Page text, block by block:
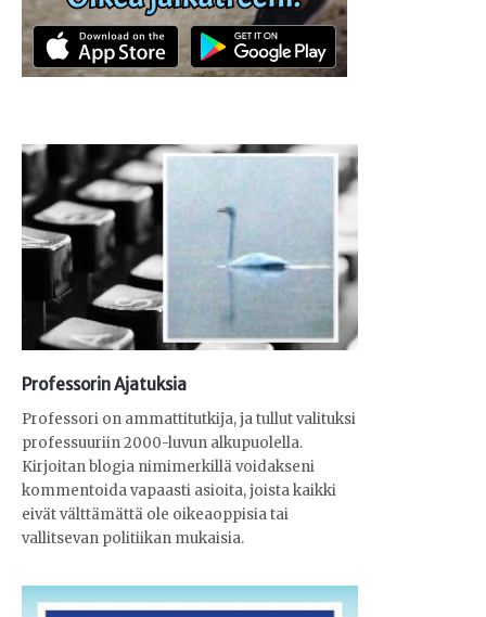
Professorin Ajatuksia
Professori on ammattitutkija, ja tullut valituksi
professuuriin 2000-luvun alkupuolella.
Kirjoitan blogia nimimerkillä voidakseni
kommentoida vapaasti asioita, joista kaikki
eivät välttämättä ole oikeaoppisia tai
vallitsevan politiikan mukaisia.